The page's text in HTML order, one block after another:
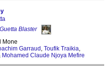
Guetta Blaster
Mone
Garraud, Toufik Traikia,
Mohamed Claude Njoya Mefire